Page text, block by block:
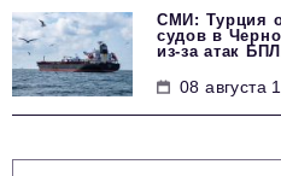
СМИ: Турция
судов в
из-за атак
08 августа